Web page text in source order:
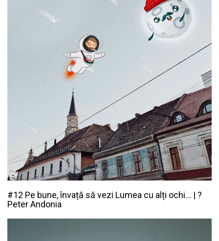
#12 Pe bune, învață să vezi Lumea cu alți ochi… | ?
Peter Andonia